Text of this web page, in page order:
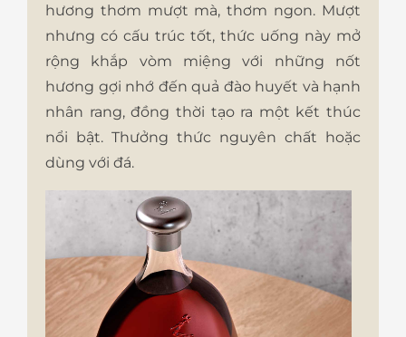
hương thơm mượt mà, thơm ngon. Mượt
nhưng có cấu trúc tốt, thức uống này mở
rộng khắp vòm miệng với những nốt
hương gợi nhớ đến quả đào huyết và hạnh
nhân rang, đồng thời tạo ra một kết thúc
nổi bật. Thưởng thức nguyên chất hoặc
dùng với đá.